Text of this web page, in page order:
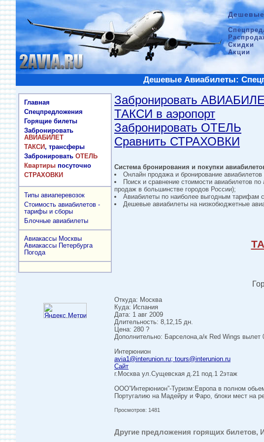
Скидки
Акции
Дешевые Авиабилеты:
Главная
Спецпредложения
Горящие билеты
Забронировать
АВИАБИЛЕТ
ТАКСИ, трансферы
Забронировать ОТЕЛЬ
Квартиры посуточно
СТРАХОВКИ
Типы авиаперевозок
Стоимость авиабилетов -
тарифы и сборы
Блочные авиабилеты
Авиакассы Москвы
Авиакассы Петербурга
Погода
Забронировать
ТАКСИ в аэропорт
Забронировать ОТЕЛЬ
Сравнить СТРАХОВКИ
Система бронирования и покупки
Онлайн продажа и бронирование
Поиск и сравнение стоимости авиабилетов
продаж в большинстве городов России);
Авиабилеты по наиболее выгодным тарифам
Дешевые авиабилеты на низкобюджетные
Откуда: Москва
Куда: Испания
Дата: 1 авг 2009
Длительность: 8,12,15 дн.
Цена: 280 ?
Дополнительно: Барселона,а/к Red Wings вылет
Интерюнион
avia1@interunion.ru; tours@interunion.ru
Сайт
г.Москва ул.Сущевская д.21 под.1 2этаж
ООО”Интерюнион”-Туризм:Европа в полном
Португалию на Мадейру и Фаро, блоки мест на
Просмотров: 1481
Другие предложения горящих билетов,